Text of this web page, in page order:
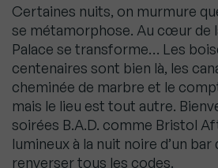
Certaines nuits, on murmure
se métamorphose. Au cœur de
Palace se transforme… Les
centenaires sont bien là, les
cheminée de marbre et le
mais le lieu est tout autre.
soirées B.A.D. comme Bristol
lumineux à la nuit noire d’un bar
renverser tous les codes.